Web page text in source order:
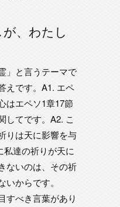
、わたし
」と言うテーマで
えです。A1. エペ
はエペソ1章17節
してです。A2. こ
りは天に影響を与
私達の祈りが天に
ないのは、その祈
からです。
すべき言葉があり